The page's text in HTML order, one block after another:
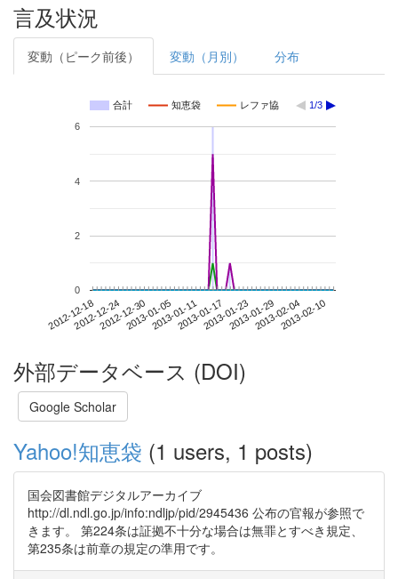
言及状況
変動（ピーク前後） 変動（月別） 分布
合計 知恵袋 レファ協 1/3
2012-12-182012-12-242012-12-302013-01-052013-01-112013-01-172013-01-232013-01-292013-02-042013-02-10
0
2
4
6
外部データベース (DOI)
Google Scholar
Yahoo!知恵袋 (1 users, 1 posts)
国会図書館デジタルアーカイブ
http://dl.ndl.go.jp/info:ndljp/pid/2945436 公布の官報が参照で
きます。 第224条は証拠不十分な場合は無罪とすべき規定、
第235条は前章の規定の準用です。